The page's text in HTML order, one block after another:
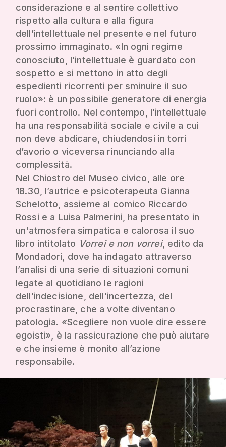
considerazione e al sentire collettivo
rispetto alla cultura e alla figura
dell’intellettuale nel presente e nel futuro
prossimo immaginato. «In ogni regime
conosciuto, l’intellettuale è guardato con
sospetto e si mettono in atto degli
espedienti ricorrenti per sminuire il suo
ruolo»: è un possibile generatore di energia
fuori controllo. Nel contempo, l’intellettuale
ha una responsabilità sociale e civile a cui
non deve abdicare, chiudendosi in torri
d’avorio o viceversa rinunciando alla
complessità.
Nel Chiostro del Museo civico, alle ore
18.30, l’autrice e psicoterapeuta Gianna
Schelotto, assieme al comico Riccardo
Rossi e a Luisa Palmerini, ha presentato in
un'atmosfera simpatica e calorosa il suo
libro intitolato Vorrei e non vorrei, edito da
Mondadori, dove ha indagato attraverso
l’analisi di una serie di situazioni comuni
legate al quotidiano le ragioni
dell’indecisione, dell’incertezza, del
procrastinare, che a volte diventano
patologia. «Scegliere non vuole dire essere
egoisti», è la rassicurazione che può aiutare
e che insieme è monito all’azione
responsabile.